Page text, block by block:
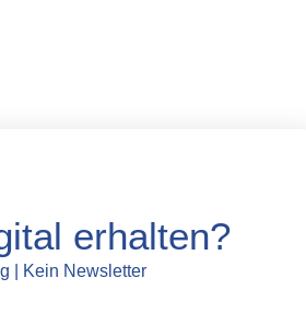
erhalten?
| Kein Newsletter